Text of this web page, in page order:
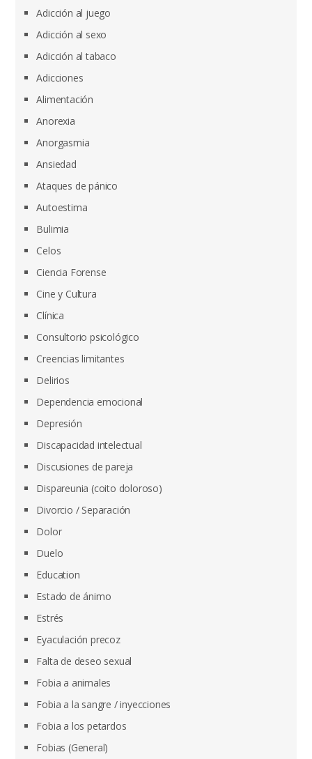
Adicción al juego
Adicción al sexo
Adicción al tabaco
Adicciones
Alimentación
Anorexia
Anorgasmia
Ansiedad
Ataques de pánico
Autoestima
Bulimia
Celos
Ciencia Forense
Cine y Cultura
Clínica
Consultorio psicológico
Creencias limitantes
Delirios
Dependencia emocional
Depresión
Discapacidad intelectual
Discusiones de pareja
Dispareunia (coito doloroso)
Divorcio / Separación
Dolor
Duelo
Education
Estado de ánimo
Estrés
Eyaculación precoz
Falta de deseo sexual
Fobia a animales
Fobia a la sangre / inyecciones
Fobia a los petardos
Fobias (General)